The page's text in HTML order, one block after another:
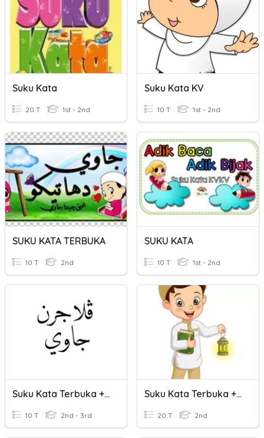
Suku Kata
20 T 1st - 2nd
Suku Kata KV
10 T 1st - 2nd
SUKU KATA TERBUKA
10 T 2nd
SUKU KATA
10 T 1st - 2nd
Suku Kata Terbuka + Suku Kata Tertutup
10 T 2nd - 3rd
Suku Kata Terbuka + Suku Kata Tertutup
20 T 2nd